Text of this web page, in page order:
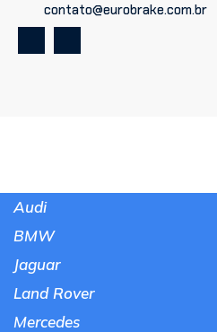
contato@eurobrake.com.br
Audi
BMW
Jaguar
Land Rover
Mercedes